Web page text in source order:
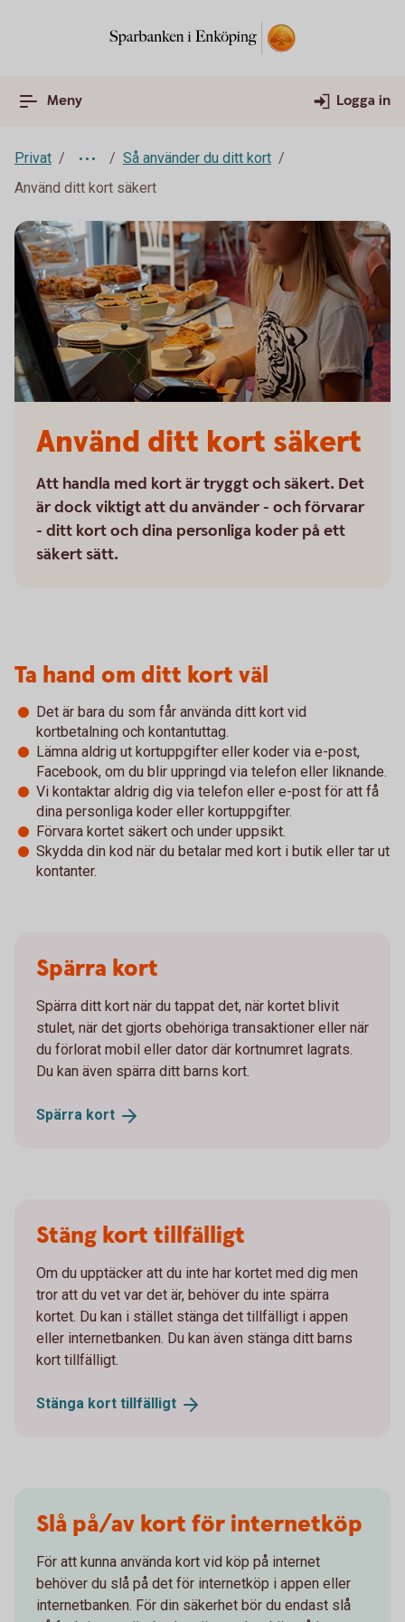
Meny Logga in
Privat
Så använder du ditt kort
Använd ditt kort säkert
Använd ditt kort säkert
Att handla med kort är tryggt och säkert. Det
är dock viktigt att du använder - och förvarar
- ditt kort och dina personliga koder på ett
säkert sätt.
Ta hand om ditt kort väl
Det är bara du som får använda ditt kort vid
kortbetalning och kontantuttag.
Lämna aldrig ut kortuppgifter eller koder via e-post,
Facebook, om du blir uppringd via telefon eller liknande.
Vi kontaktar aldrig dig via telefon eller e-post för att få
dina personliga koder eller kortuppgifter.
Förvara kortet säkert och under uppsikt.
Skydda din kod när du betalar med kort i butik eller tar ut
kontanter.
Spärra kort
Spärra ditt kort när du tappat det, när kortet blivit
stulet, när det gjorts obehöriga transaktioner eller när
du förlorat mobil eller dator där kortnumret lagrats.
Du kan även spärra ditt barns kort.
Spärra kort
Stäng kort tillfälligt
Om du upptäcker att du inte har kortet med dig men
tror att du vet var det är, behöver du inte spärra
kortet. Du kan i stället stänga det tillfälligt i appen
eller internetbanken. Du kan även stänga ditt barns
kort tillfälligt.
Stänga kort tillfälligt
Slå på/av kort för internetköp
För att kunna använda kort vid köp på internet
behöver du slå på det för internetköp i appen eller
internetbanken. För din säkerhet bör du endast slå